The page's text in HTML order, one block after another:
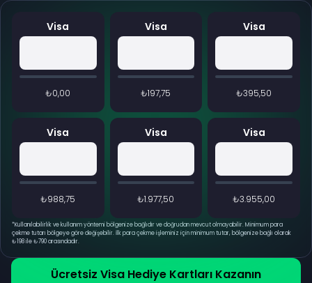
Ücretsiz Visa Hediye Kartları Kazanın
Visa
₺0,00
Visa
₺197,75
Visa
₺395,50
Visa
₺988,75
Visa
₺1.977,50
Visa
₺3.955,00
*Kullanılabilirlik ve kullanım yöntemi bölgenize bağlıdır ve doğrudan mevcut olmayabilir. Minimum para
çekme tutarı bölgeye göre değişebilir. İlk para çekme işleminiz için minimum tutar, bölgenize bağlı olarak
₺198 ile ₺790 arasındadır.